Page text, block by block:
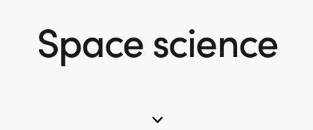
Space science